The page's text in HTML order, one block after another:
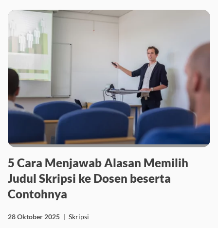
5 Cara Menjawab Alasan Memilih
Judul Skripsi ke Dosen beserta
Contohnya
28 Oktober 2025 | Skripsi